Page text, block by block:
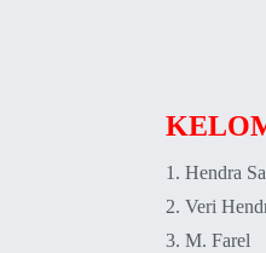
1. Hendra
2. Veri
3. M. Farel